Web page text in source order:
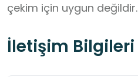
çekim için uygun değildir.
İletişim Bilgileri